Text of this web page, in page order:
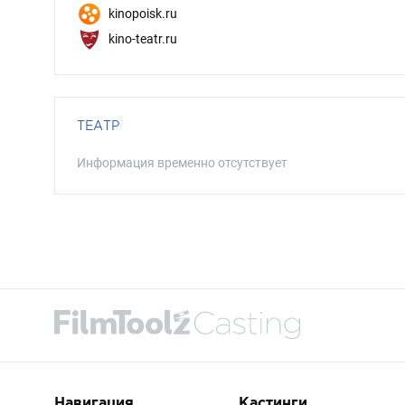
kinopoisk.ru
kino-teatr.ru
ТЕАТР
Информация временно отсутствует